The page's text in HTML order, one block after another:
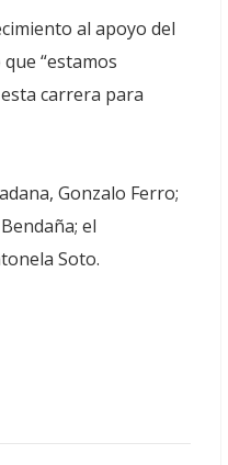
al apoyo del
“estamos
carrera para
Gonzalo Ferro;
el
Soto.